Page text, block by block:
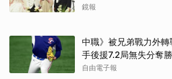
離開嗎？
鏡報
中職》被兄弟戰力外
手後援7.2局無失分奪勝
自由電子報